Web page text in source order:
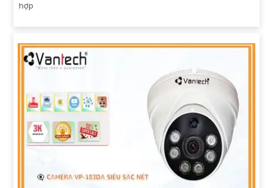
hợp